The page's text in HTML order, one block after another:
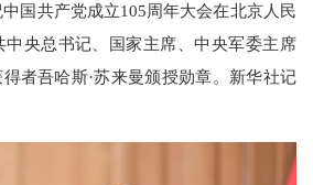
国共产党成立105周年大会在北京人民
中央总书记、国家主席、中央军委主席
者吾哈斯·苏来曼颁授勋章。新华社记